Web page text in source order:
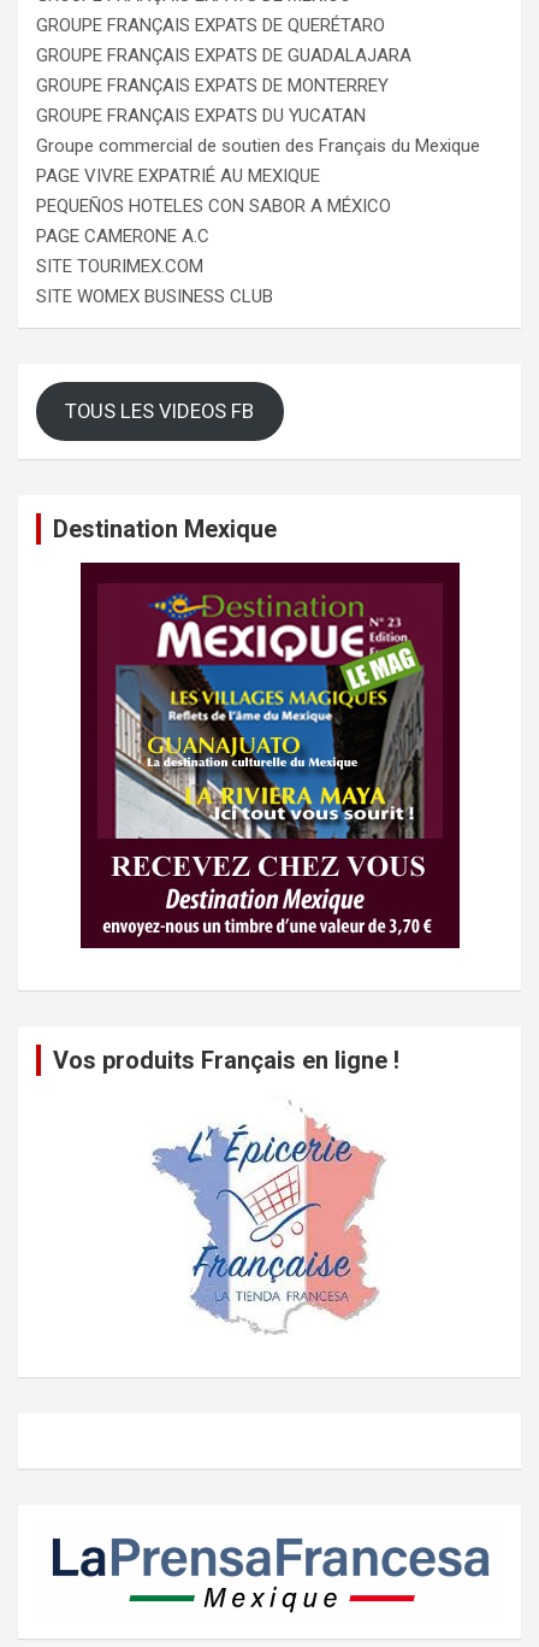
GROUPE FRANÇAIS EXPATS DE QUERÉTARO
GROUPE FRANÇAIS EXPATS DE GUADALAJARA
GROUPE FRANÇAIS EXPATS DE MONTERREY
GROUPE FRANÇAIS EXPATS DU YUCATAN
Groupe commercial de soutien des Français du Mexique
PAGE VIVRE EXPATRIÉ AU MEXIQUE
PEQUEÑOS HOTELES CON SABOR A MÉXICO
PAGE CAMERONE A.C
SITE TOURIMEX.COM
SITE WOMEX BUSINESS CLUB
TOUS LES VIDEOS FB
Destination Mexique
Vos produits Français en ligne !